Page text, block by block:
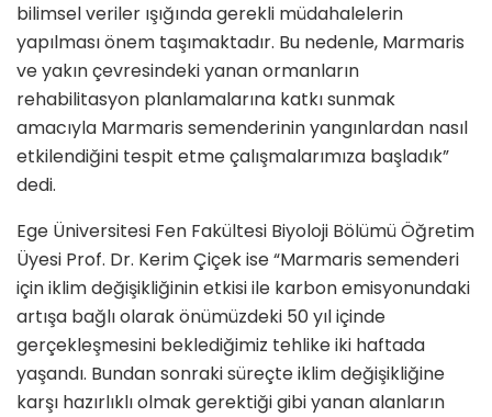
bilimsel veriler ışığında gerekli müdahalelerin
yapılması önem taşımaktadır. Bu nedenle, Marmaris
ve yakın çevresindeki yanan ormanların
rehabilitasyon planlamalarına katkı sunmak
amacıyla Marmaris semenderinin yangınlardan nasıl
etkilendiğini tespit etme çalışmalarımıza başladık”
dedi.
Ege Üniversitesi Fen Fakültesi Biyoloji Bölümü Öğretim
Üyesi Prof. Dr. Kerim Çiçek ise “Marmaris semenderi
için iklim değişikliğinin etkisi ile karbon emisyonundaki
artışa bağlı olarak önümüzdeki 50 yıl içinde
gerçekleşmesini beklediğimiz tehlike iki haftada
yaşandı. Bundan sonraki süreçte iklim değişikliğine
karşı hazırlıklı olmak gerektiği gibi yanan alanların